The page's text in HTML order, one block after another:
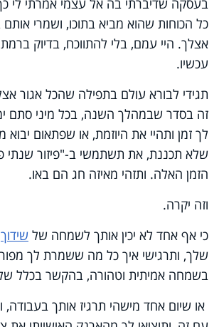
בעסקה שדיברתי בה אל עצמי אמרתי לי
כל הכוחות שהוא מביא בתוכו, ושמרי אותם
אצלך. היי עמם, בלי להתווכח, בדיוק
עכשיו.
תגידי לבורא עולם בתפילה שהכל אגור
זה בסדר שבמהלך השנה, בכל מיני סתם
לך זמן ותהיי את היוזמת, או שפתאום
שלא תכננת, את תשתמשי ב-"פיזור שנתי
הזמן האלה. ותזהי מאיזה חג הם באו.
וזה יקרה.
כי אף אחד לא יכין אותך לשמחה של שידוך
שלך, ותרגישי איך כל מה ששמרת לך
בשמחה אמיתית וטהורה, בהקשר בכלל
או שיום אחד מישהי תרגיז אותך